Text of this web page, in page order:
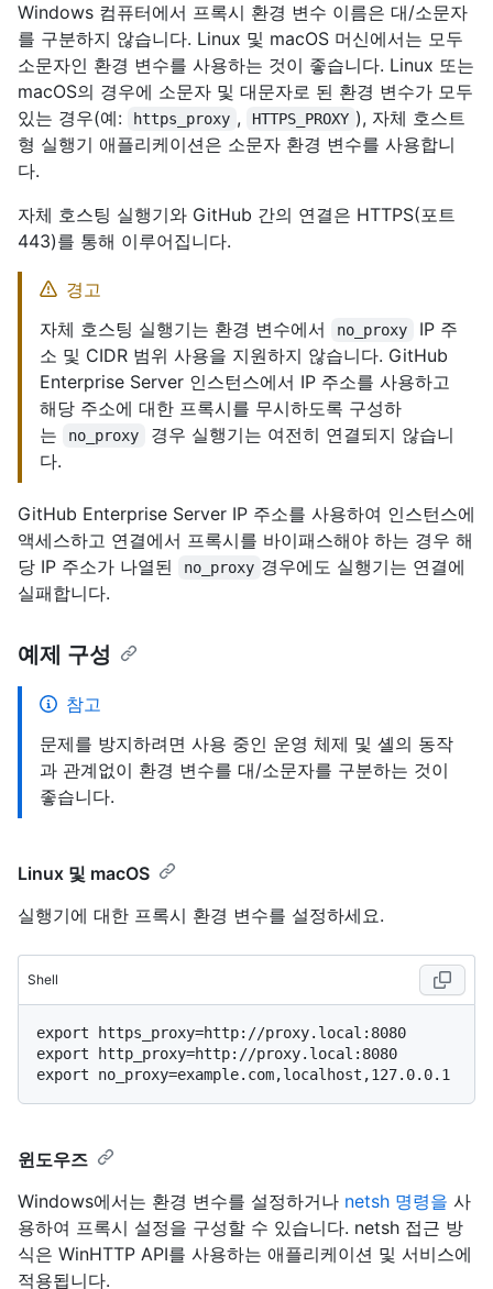
Windows 컴퓨터에서 프록시 환경 변수 이름은 대/소문자
를 구분하지 않습니다. Linux 및 macOS 머신에서는 모두
소문자인 환경 변수를 사용하는 것이 좋습니다. Linux 또는
macOS의 경우에 소문자 및 대문자로 된 환경 변수가 모두
있는 경우(예:
https_proxy , HTTPS_PROXY ), 자체 호스트
형 실행기 애플리케이션은 소문자 환경 변수를 사용합니
다.
자체 호스팅 실행기와 GitHub 간의 연결은 HTTPS(포트
443)를 통해 이루어집니다.
경고
자체 호스팅 실행기는 환경 변수에서
no_proxy
IP 주
소 및 CIDR 범위 사용을 지원하지 않습니다. GitHub
Enterprise Server 인스턴스에서 IP 주소를 사용하고
해당 주소에 대한 프록시를 무시하도록 구성하
는
no_proxy
경우 실행기는 여전히 연결되지 않습니
다.
GitHub Enterprise Server IP 주소를 사용하여 인스턴스에
액세스하고 연결에서 프록시를 바이패스해야 하는 경우 해
당 IP 주소가 나열된
no_proxy 경우에도 실행기는 연결에
실패합니다.
예제 구성
참고
문제를 방지하려면 사용 중인 운영 체제 및 셸의 동작
과 관계없이 환경 변수를 대/소문자를 구분하는 것이
좋습니다.
Linux 및 macOS
실행기에 대한 프록시 환경 변수를 설정하세요.
Shell
export https_proxy=http://proxy.local:8080
export http_proxy=http://proxy.local:8080
윈도우즈
Windows에서는 환경 변수를 설정하거나 netsh 명령을 사
용하여 프록시 설정을 구성할 수 있습니다. netsh 접근 방
식은 WinHTTP API를 사용하는 애플리케이션 및 서비스에
적용됩니다.